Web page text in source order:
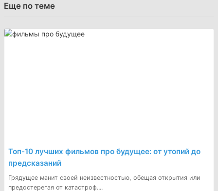
Еще по теме
Топ-10 лучших фильмов про будущее: от утопий до
предсказаний
Грядущее манит своей неизвестностью, обещая открытия или
предостерегая от катастроф....